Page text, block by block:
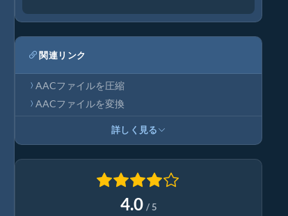
関連リンク
AACファイルを圧縮
AACファイルを変換
詳しく見る
4.0 / 5